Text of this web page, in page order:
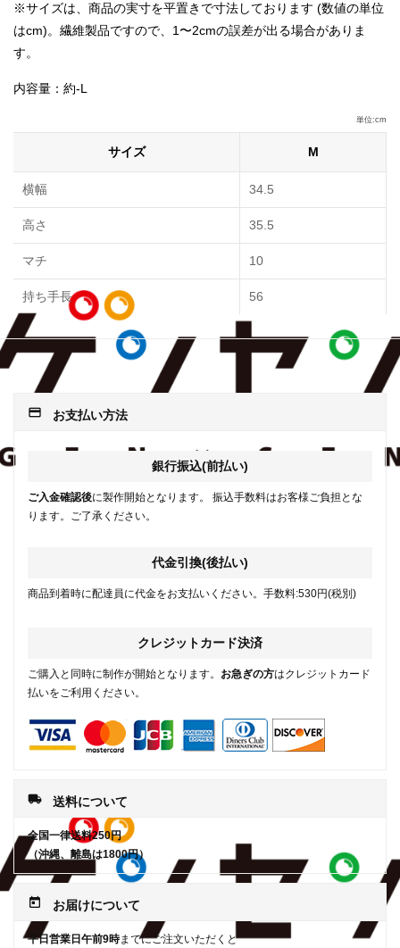
※サイズは、商品の実寸を平置きで寸法しております (数値の単位
はcm)。繊維製品ですので、1〜2cmの誤差が出る場合がありま
す。
内容量：約-L
単位:cm
サイズ M
横幅 34.5
高さ 35.5
マチ 10
持ち手長 56
payment お支払い方法
銀行振込(前払い)
ご入金確認後に製作開始となります。 振込手数料はお客様ご負担とな
ります。ご了承ください。
代金引換(後払い)
商品到着時に配達員に代金をお支払いください。手数料:530円(税別)
クレジットカード決済
ご購入と同時に制作が開始となります。 お急ぎの方はクレジットカード
払いをご利用ください。
local_shipping 送料について
全国一律送料250円
（沖縄、離島は1800円）
today お届けについて
平日営業日午前9時までにご注文いただくと